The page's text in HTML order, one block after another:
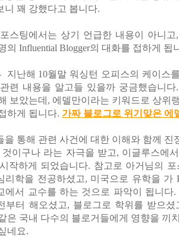
니 꽤 강했다고 봅니다.
스팅에서는 상기 언급한 내용이 아니
의 Influential Blogger의 대화를 접하게 됩
지난해 10월말 워싱턴 오피스의 케이스
련 내용을 알고들 있을까 궁금했습니
보았는데, 에델만이라는 키워드로 상위
하게 됩니다. 가짜 블로그로 위기맞은 에
을 통해 관련 사건에 대한 이해와 함께 진
이구나 라는 자극을 받고, 이글루스에
작하게 되었습니다. 참고로 아거님의
리학을 전공하셨고, 미국으로 유학을 가
에서 교수를 하는 것으로 파악이 됩니다
부터 해오셨고, 블로그로 학위를 받으
은 국내 다수의 블로거들에게 영향을 끼
네요.